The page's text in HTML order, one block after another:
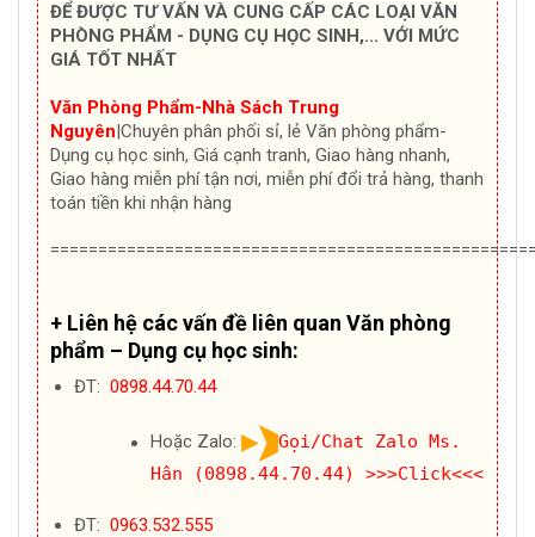
ĐỂ ĐƯỢC TƯ VẤN VÀ CUNG CẤP CÁC LOẠI VĂN
PHÒNG PHẨM - DỤNG CỤ HỌC SINH,... VỚI MỨC
GIÁ TỐT NHẤT
Văn Phòng Phẩm-Nhà Sách Trung
Nguyên|Chuyên phân phối sỉ, lẻ Văn phòng phẩm-
Dụng cụ học sinh, Giá cạnh tranh, Giao hàng nhanh,
Giao hàng miễn phí tận nơi, miễn phí đổi trả hàng, thanh
toán tiền khi nhận hàng
+ Liên hệ các vấn đề liên quan Văn phòng
phẩm – Dụng cụ học sinh:
ĐT: 0898.44.70.44
Hoặc Zalo:
Gọi/Chat Zalo Ms.
Hân (0898.44.70.44)
>>>Click<<<
ĐT: 0963.532.555